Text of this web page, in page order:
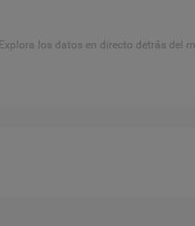
Explora los datos en directo detrás del